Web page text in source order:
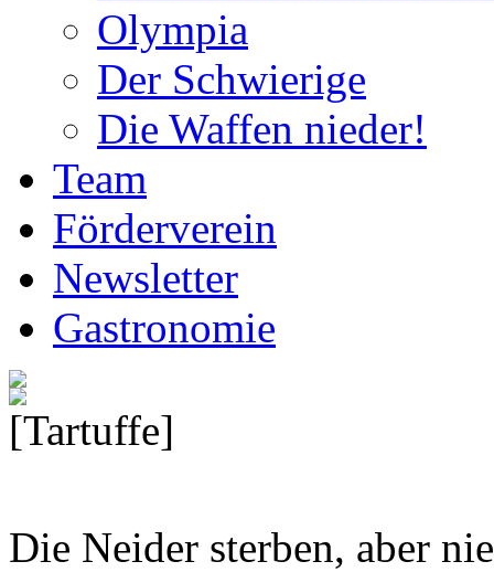
Olympia
Der Schwierige
Die Waffen nieder!
Team
Förderverein
Newsletter
Gastronomie
[Tartuffe]
Die Neider sterben, aber